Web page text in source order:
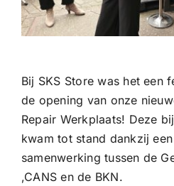
Bij SKS Store was het een
de opening van onze
Repair Werkplaats! Deze
kwam tot stand dankzij
samenwerking tussen de
,CANS en de BKN.